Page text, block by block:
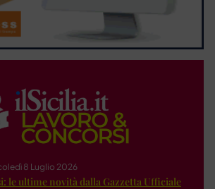
8 Luglio 2026
le ultime novità dalla Gazzetta Ufficiale